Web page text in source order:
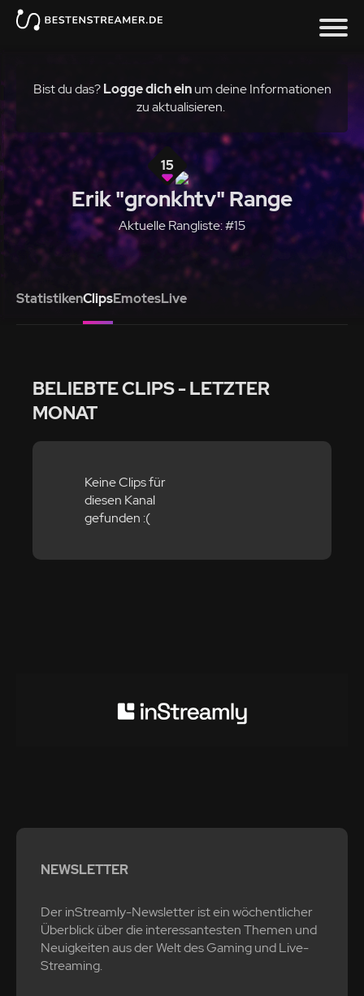
Bist du das? Logge dich ein um deine Informationen
zu aktualisieren.
15
Erik "gronkhtv" Range
Aktuelle Rangliste: #15
StatistikenClipsEmotesLive
BELIEBTE CLIPS - LETZTER
MONAT
Keine Clips für
diesen Kanal
gefunden :(
NEWSLETTER
Der inStreamly-Newsletter ist ein wöchentlicher
Überblick über die interessantesten Themen und
Neuigkeiten aus der Welt des Gaming und Live-
Streaming.